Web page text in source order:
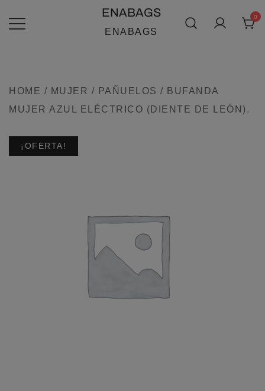
AL
ENABAGS
ENABAGS
0
HOME / MUJER / PAÑUELOS / BUFANDA
MUJER AZUL ELÉCTRICO (DIENTE DE LEÓN).
¡OFERTA!